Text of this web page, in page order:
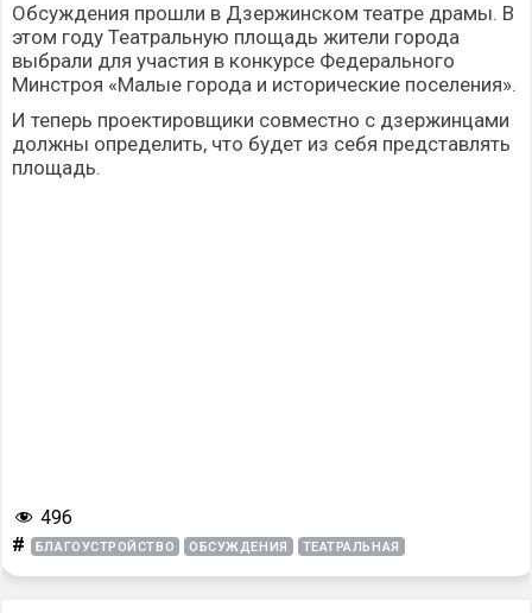
Обсуждения прошли в Дзержинском театре драмы. В
этом году Театральную площадь жители города
выбрали для участия в конкурсе Федерального
Минстроя «Малые города и исторические поселения».
И теперь проектировщики совместно с дзержинцами
должны определить, что будет из себя представлять
площадь.
496
# БЛАГОУСТРОЙСТВО ОБСУЖДЕНИЯ ТЕАТРАЛЬНАЯ